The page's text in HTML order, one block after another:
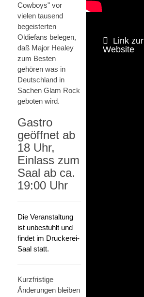
Cowboys" vor
vielen tausend
begeisterten
Oldiefans belegen,
daß Major Healey
zum Besten
gehören was in
Deutschland in
Sachen Glam Rock
geboten wird.
Gastro
geöffnet ab
18 Uhr,
Einlass zum
Saal ab ca.
19:00 Uhr
Die Veranstaltung
ist unbestuhlt und
findet im Druckerei-
Saal statt.
Kurzfristige
Änderungen bleiben
Link zur
Website